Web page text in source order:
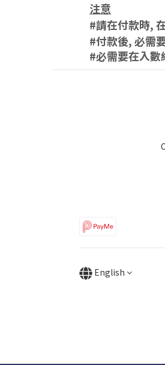
注意
#請在付款時,
#付款後, 必需
#必需要在入數
English